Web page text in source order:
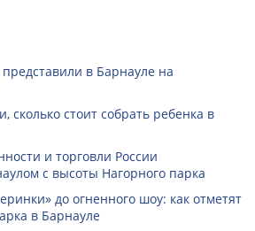
в Барнауле на
сколько стоит собрать ребенка в
и торговли России
с высоты Нагорного парка
до огненного шоу: как отметят
в Барнауле